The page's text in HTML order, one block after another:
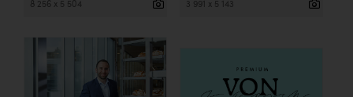
8 256 x 5 504 3 991 x 5 143